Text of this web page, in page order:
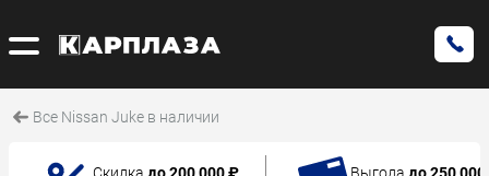
Все Nissan Juke в наличии